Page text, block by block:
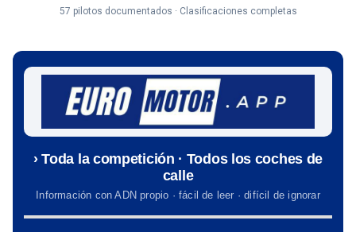
57 pilotos documentados · Clasificaciones completas
› Toda la competición · Todos los coches de
calle
Información con ADN propio · fácil de leer · difícil de ignorar